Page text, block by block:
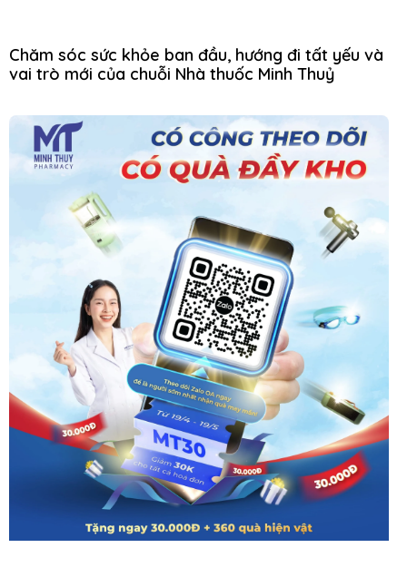
Chăm sóc sức khỏe ban đầu, hướng đi tất yếu và
vai trò mới của chuỗi Nhà thuốc Minh Thuỷ